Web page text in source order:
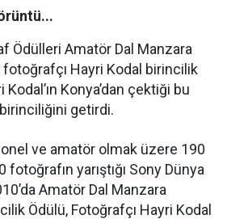
Ödülleri Amatör Dal Manzara
fotoğrafçı Hayri Kodal birincilik
Konya’dan çektiği bu
getirdi.
ve amatör olmak üzere 190
yarıştığı Sony Dünya
Amatör Dal Manzara
Ödülü, Fotoğrafçı Hayri Kodal